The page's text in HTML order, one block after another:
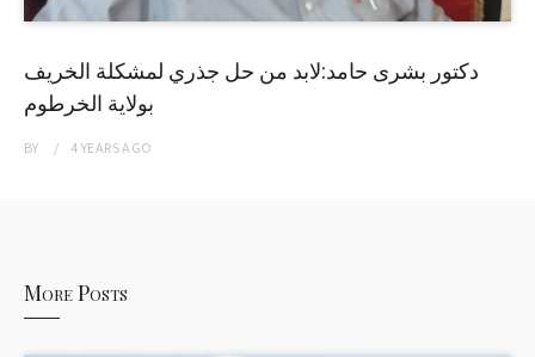
دكتور بشرى حامد:لابد من حل جذري لمشكلة الخريف
بولاية الخرطوم
BY 4 YEARSAGO
More Posts